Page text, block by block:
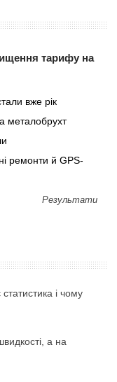
тарифу на
вже рік
металобрухт
ремонти й GPS-
Результати
і чому
а на